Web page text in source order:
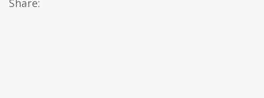
Share: